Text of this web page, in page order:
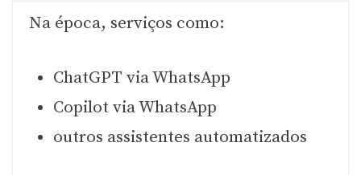
Na época, serviços como:
ChatGPT via WhatsApp
Copilot via WhatsApp
outros assistentes automatizados